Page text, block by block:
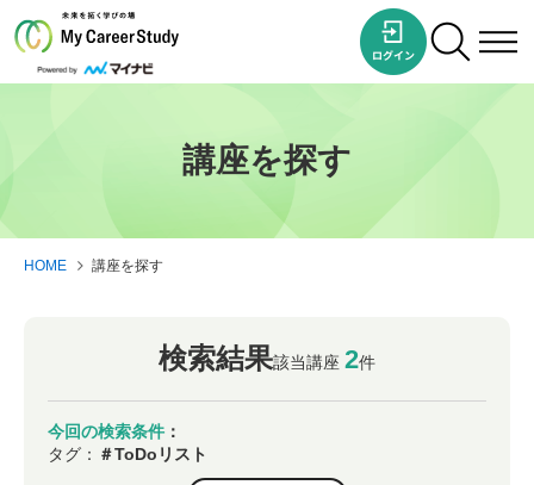
講座を探す
HOME 講座を探す
検索結果該当講座 2件
今回の検索条件 ：
タグ： ＃ToDoリスト